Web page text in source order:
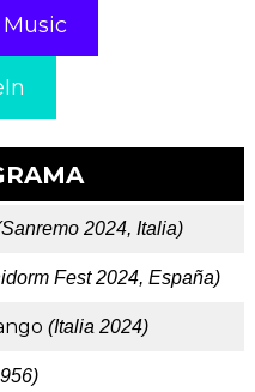
2024, Italia)
Fest 2024, España)
(Italia 2024)